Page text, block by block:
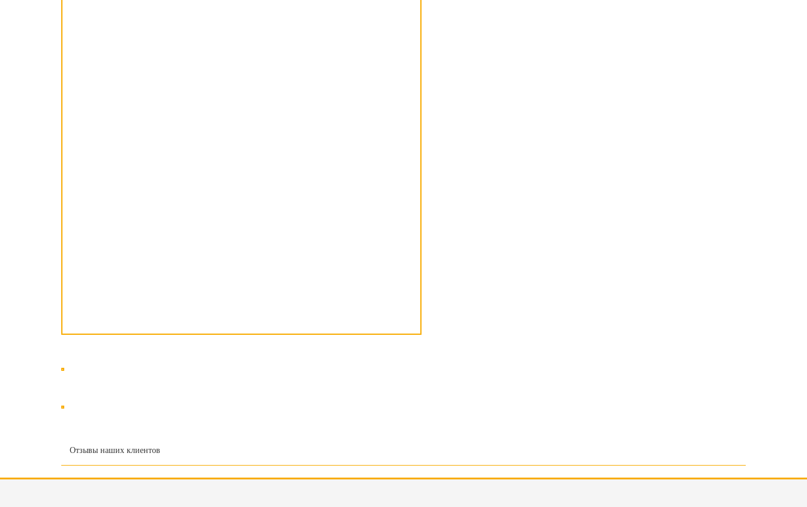
Отзывы наших клиентов